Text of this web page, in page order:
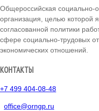
Общероссийская социально-
организация, целью которой
согласованной политики
сфере социально-трудовых
экономических отношений.
КОНТАКТЫ
+7 499 404-08-48
office@orngp.ru